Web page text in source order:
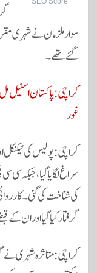
سوار ملزمان نے شہری
گئے تھے۔
کراچی: پاکستان اسٹیل
غور
کراچی: پولیس کی ٹیکنیکل
سراغ لگایا گیا، جبکہ
کی شناخت کی گئی۔
گرفتار کیا گیا اور ان کے
کراچی: متاثرہ شہری نے